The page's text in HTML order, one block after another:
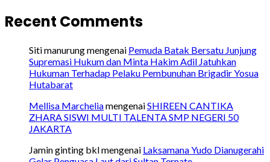
Recent Comments
Siti manurungmengenai Pemuda Batak Bersatu Junjung
Supremasi Hukum dan Minta Hakim Adil Jatuhkan
Hukuman Terhadap Pelaku Pembunuhan Brigadir Yosua
Hutabarat
Mellisa MarcheliamengenaiSHIREEN CANTIKA
ZHARA SISWI MULTI TALENTA SMP NEGERI 50
JAKARTA
Jamin ginting bklmengenai Laksamana Yudo Dianugerahi